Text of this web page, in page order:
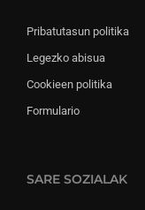
Pribatutasun politika
Legezko abisua
Cookieen politika
Formulario
SARE SOZIALAK